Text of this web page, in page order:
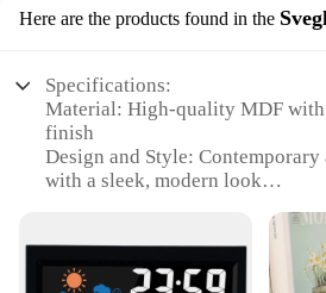
Here are the products found in the
Specifications:
Material: High-quality MDF with
finish
Design and Style:
with a sleek, modern look
seeking a dedicated workspace
Shape or Size or Weight or
area with ample storage capacity